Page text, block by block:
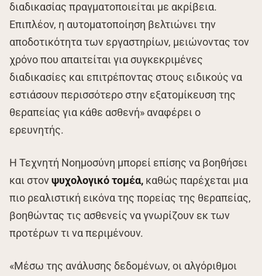
διαδικασίας πραγματοποιείται με ακρίβεια.
Επιπλέον, η αυτοματοποίηση βελτιώνει την
αποδοτικότητα των εργαστηρίων, μειώνοντας τον
χρόνο που απαιτείται για συγκεκριμένες
διαδικασίες και επιτρέποντας στους ειδικούς να
εστιάσουν περισσότερο στην εξατομίκευση της
θεραπείας για κάθε ασθενή» αναφέρει ο
ερευνητής.
Η Τεχνητή Νοημοσύνη μπορεί επίσης να βοηθήσει
και στονψυχολογικό τομέα, καθώς παρέχεται μια
πιο ρεαλιστική εικόνα της πορείας της θεραπείας,
βοηθώντας τις ασθενείς να γνωρίζουν εκ των
προτέρων τι να περιμένουν.
«Μέσω της ανάλυσης δεδομένων, οι αλγόριθμοι